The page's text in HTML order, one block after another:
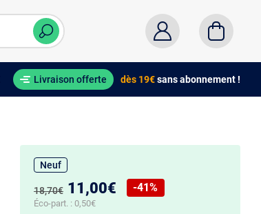
Livraison offerte dès 19€sans abonnement !
Neuf
Ancien prix :
18,70€ Nouveau prix :
11,00€
Réduction de :
-41%
Éco-part. : 0,50€